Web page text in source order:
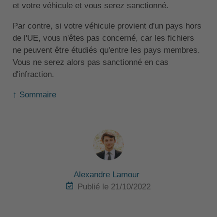
et votre véhicule et vous serez sanctionné.
Par contre, si votre véhicule provient d'un pays hors
de l'UE, vous n'êtes pas concerné, car les fichiers
ne peuvent être étudiés qu'entre les pays membres.
Vous ne serez alors pas sanctionné en cas
d'infraction.
↑ Sommaire
Alexandre Lamour
Publié le 21/10/2022